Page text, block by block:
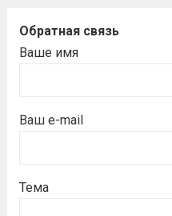
Обратная связь
Ваше имя
Ваш e-mail
Тема